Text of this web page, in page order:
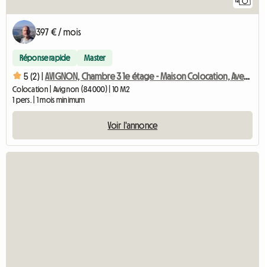
397 € / mois
Réponse rapide Master
5 (2) | AVIGNON, Chambre 3 1e étage - Maison Colocation, Avec Jardin
Colocation | Avignon (84000) | 10 M2
1 pers. | 1 mois minimum
Voir l'annonce